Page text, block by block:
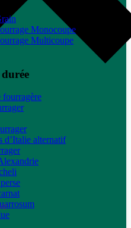
Monocoupe
Multicoupe
fourragère
d’Italie alternatif